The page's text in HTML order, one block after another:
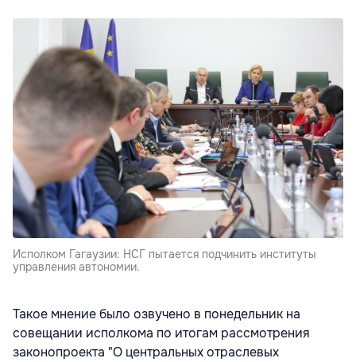
Исполком Гагаузии: НСГ пытается подчинить институты
управления автономии.
Такое мнение было озвучено в понедельник на
совещании исполкома по итогам рассмотрения
законопроекта "О центральных отраслевых